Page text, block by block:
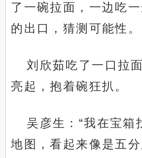
了一碗拉面，一边吃
的出口，猜测可能性。
刘欣茹吃了一口拉
亮起，抱着碗狂扒。
吴彦生：“我在宝箱
地图，看起来像是五